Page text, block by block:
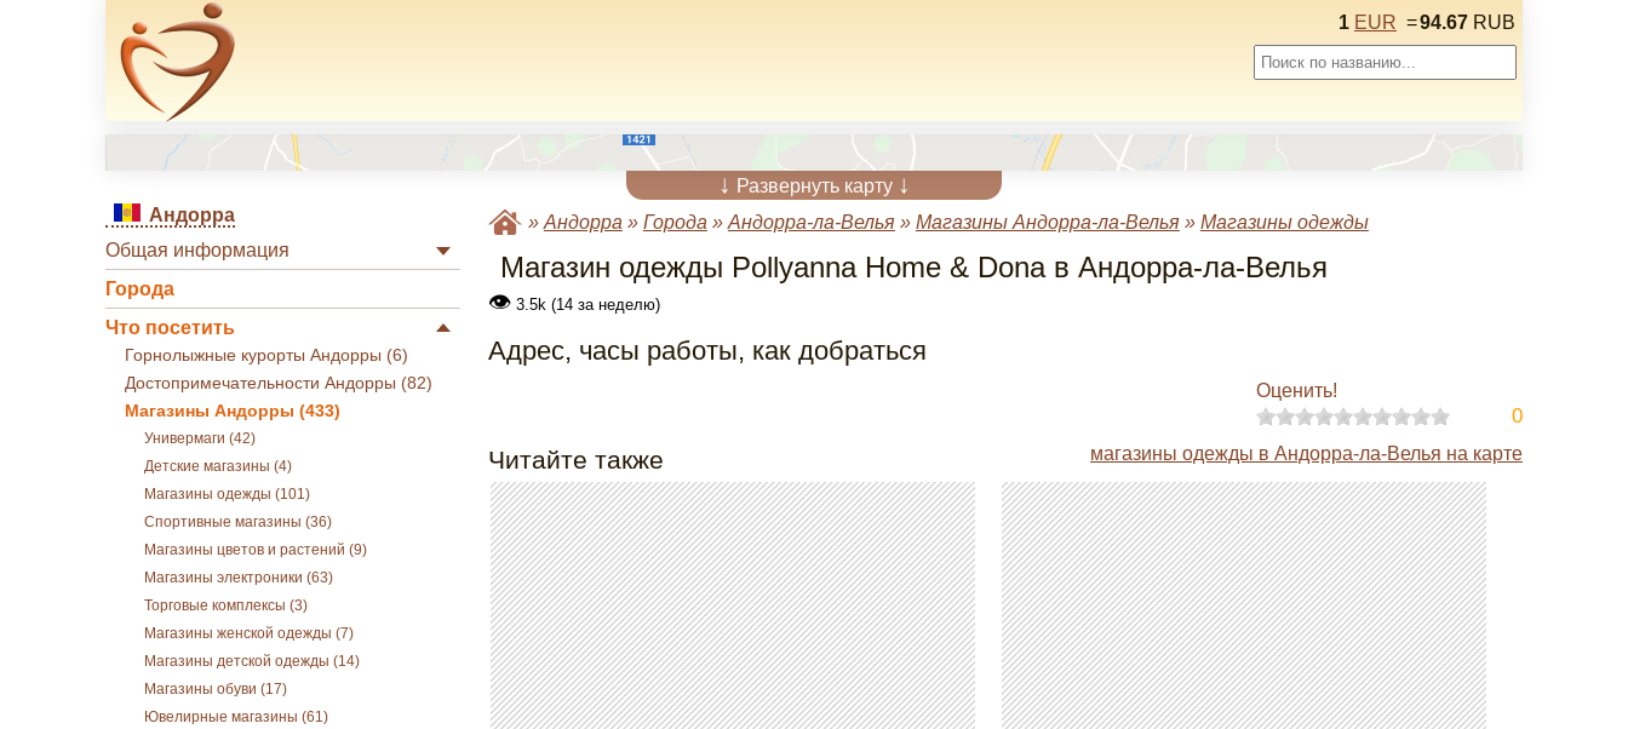
1 EUR =94.67 RUB
↓ Развернуть карту ↓
Андорра
Общая информация
Города
Что посетить
Горнолыжные курорты Андорры (6)
Достопримечательности Андорры (82)
Магазины Андорры (433)
Универмаги (42)
Детские магазины (4)
Магазины одежды (101)
Спортивные магазины (36)
Магазины цветов и растений (9)
Магазины электроники (63)
Торговые комплексы (3)
Магазины женской одежды (7)
Магазины детской одежды (14)
Магазины обуви (17)
Ювелирные магазины (61)
» Андорра » Города » Андорра-ла-Велья» Магазины Андорра-ла-Велья» Магазины одежды
Магазин одежды Pollyanna Home & Dona в Андорра-ла-Велья
👁3.5k (14 за неделю)
Адрес, часы работы, как добраться
Оценить!
0
Читайте также магазины одежды в Андорра-ла-Велья на карте